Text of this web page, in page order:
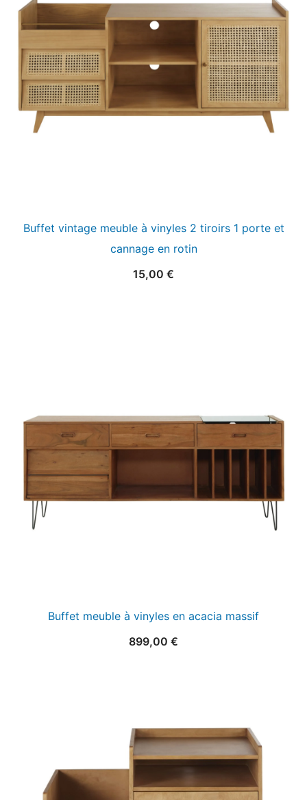
Buffet vintage meuble à vinyles 2 tiroirs 1 porte et
cannage en rotin
15,00 €
Buffet meuble à vinyles en acacia massif
899,00 €